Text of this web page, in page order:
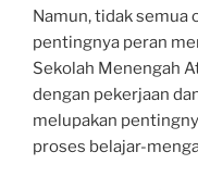
Namun, tidak semua
pentingnya peran
Sekolah Menengah
dengan pekerjaan
melupakan
proses belajar-